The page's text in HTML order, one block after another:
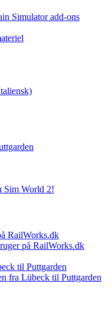
Simulator add-ons
Sim World 2!
RailWorks.dk
på RailWorks.dk
til Puttgarden
fra Lübeck til Puttgarden